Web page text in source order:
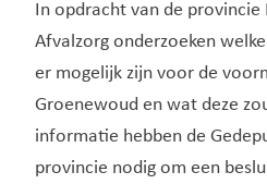
In opdracht van de
Afvalzorg onderzoeken
er mogelijk zijn voor de
Groenewoud en wat deze
informatie hebben de
provincie nodig om een